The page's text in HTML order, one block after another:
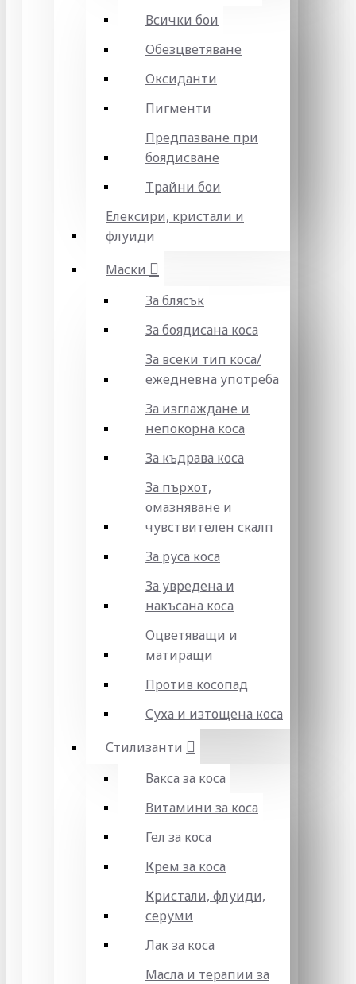
Всички бои
Обезцветяване
Оксиданти
Пигменти
Предпазване при
боядисване
Трайни бои
Елексири, кристали и
флуиди
Маски
За блясък
За боядисана коса
За всеки тип коса/
ежедневна употреба
За изглаждане и
непокорна коса
За къдрава коса
За пърхот,
омазняване и
чувствителен скалп
За руса коса
За увредена и
накъсана коса
Оцветяващи и
матиращи
Против косопад
Суха и изтощена коса
Стилизанти
Вакса за коса
Витамини за коса
Гел за коса
Крем за коса
Кристали, флуиди,
серуми
Лак за коса
Масла и терапии за